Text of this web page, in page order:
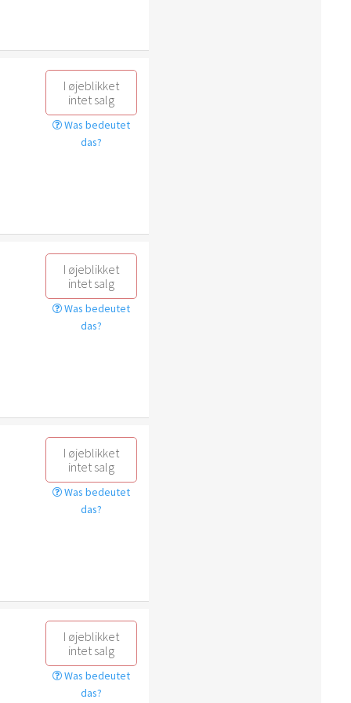
I øjeblikket
intet salg
Was bedeutet
das?
I øjeblikket
intet salg
Was bedeutet
das?
I øjeblikket
intet salg
Was bedeutet
das?
I øjeblikket
intet salg
Was bedeutet
das?